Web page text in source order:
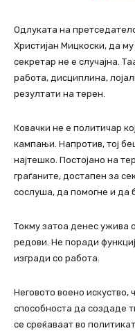
Одлуката на
Христијан Мицкоски, да
секретар не е случајна.
работа, дисциплина,
резултати на терен.
Ковачки не е политичар
кампањи. Напротив, тој
најтешко. Постојано на
граѓаните, достапен за
сослуша, да помогне и да
Токму затоа денес ужива
редови. Не поради
изгради со работа.
Неговото воено искуство,
способноста да создаде
се среќаваат во